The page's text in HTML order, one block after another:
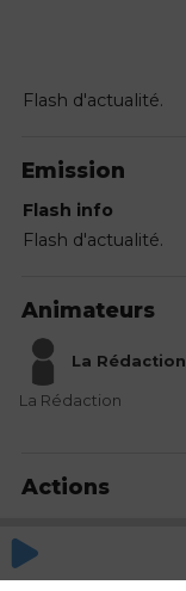
Flash d'actualité.
Emission
Flash info
Flash d'actualité.
Animateurs
La Rédaction
La Rédaction
Actions